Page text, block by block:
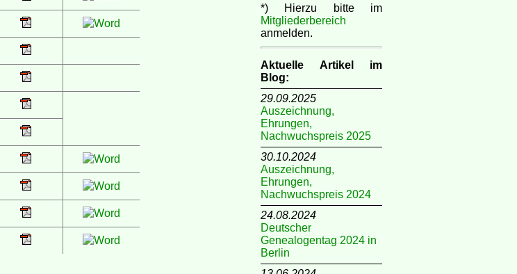
*) Hierzu bitte im
Mitgliederbereich
anmelden.
Aktuelle Artikel im
Blog:
29.09.2025
Auszeichnung,
Ehrungen,
Nachwuchspreis 2025
30.10.2024
Auszeichnung,
Ehrungen,
Nachwuchspreis 2024
24.08.2024
Deutscher
Genealogentag 2024 in
Berlin